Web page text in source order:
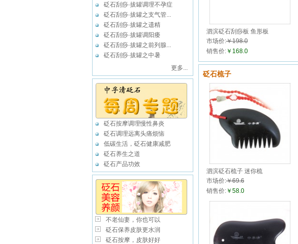
砭石刮痧·拔罐调理不孕症
砭石刮痧·拔罐之支气管...
砭石刮痧·拔罐之遗精
砭石刮痧·拔罐调阳痿
砭石刮痧·拔罐之前列腺...
砭石刮痧·拔罐之中暑
更多...
砭石按摩调理慢性鼻炎
砭石调理远离头痛烦恼
低碳生活，砭石健康减肥
砭石养生之道
砭石产品功效
不老仙妻，你也可以
砭石保养皮肤更水润
砭石按摩，皮肤好好
泗滨砭石刮痧板 鱼形板
市场价:￥198.0
销售价:￥168.0
砭石梳子
泗滨砭石梳子 迷你梳
市场价:￥69.6
销售价:￥58.0